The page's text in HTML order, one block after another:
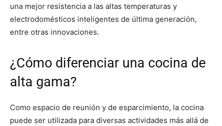
una mejor resistencia a las altas temperaturas y
electrodomésticos inteligentes de última generación,
entre otras innovaciones.
¿Cómo diferenciar una cocina de
alta gama?
Como espacio de reunión y de esparcimiento, la cocina
puede ser utilizada para diversas actividades más allá de